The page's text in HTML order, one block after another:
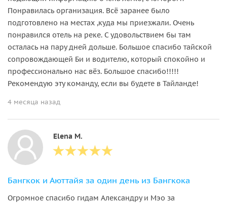
Понравилась организация. Всё заранее было
подготовлено на местах ,куда мы приезжали. Очень
понравился отель на реке. С удовольствием бы там
осталась на пару дней дольше. Большое спасибо тайской
сопровождающей Би и водителю, который спокойно и
профессионально нас вёз. Большое спасибо!!!!!
Рекомендую эту команду, если вы будете в Тайланде!
4 месяца назад
Elena M.
Бангкок и Аюттайя за один день из Бангкока
Огромное спасибо гидам Александру и Мэо за